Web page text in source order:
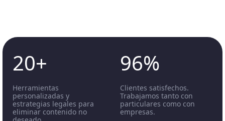
NonDetected es una opción mucho más sencilla, ya
proceso.
motivos legales, como infracciones de derechos de
autor (DMCA) o material relacionado con abuso
sexual infantil. También elimina imágenes íntimas
compartidas sin consentimiento. Aun así, contar con
20+
Herramientas
personalizadas y
estrategias legales para
eliminar contenido no
96%
Clientes satisfechos.
Trabajamos tanto con
particulares como con
empresas.